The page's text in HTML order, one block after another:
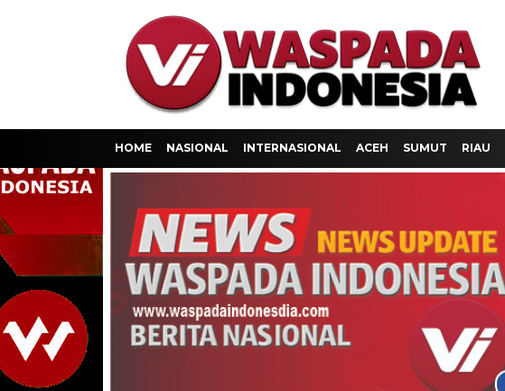
HOME NASIONAL INTERNASIONAL ACEH SUMUT RIAU